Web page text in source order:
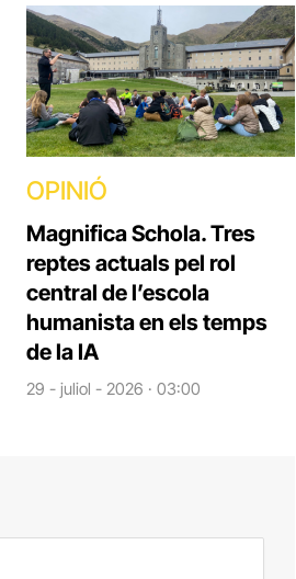
OPINIÓ
Magnifica Schola. Tres
reptes actuals pel rol
central de l’escola
humanista en els temps
de la IA
29 - juliol - 2026 · 03:00